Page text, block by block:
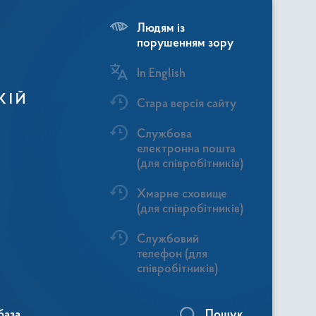
Людям із
порушенням зору
In English
Стара версія сайту
Службова
електронна пошта
(для співробітників)
Хмарне сховище
(для співробітників)
Службовий
телефон (для
співробітників)